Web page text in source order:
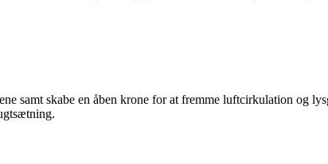
samt skabe en åben krone for at fremme luftcirkulation og